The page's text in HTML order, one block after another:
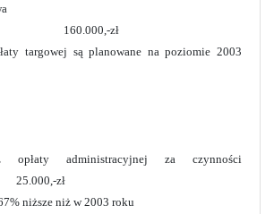
targowa
zł
targowej są planowane na poziomie 2003
administracyjnej za czynności
zł
niższe niż w 2003 roku